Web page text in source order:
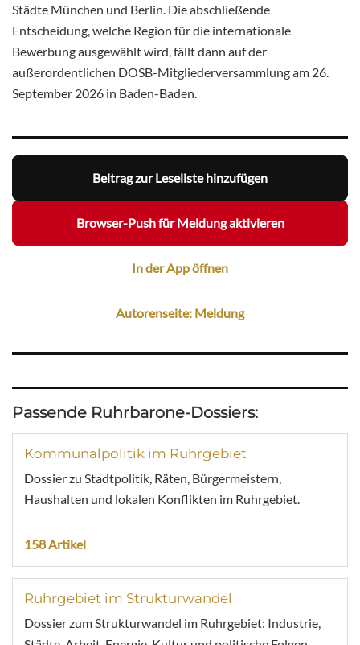
Städte München und Berlin. Die abschließende
Entscheidung, welche Region für die internationale
Bewerbung ausgewählt wird, fällt dann auf der
außerordentlichen DOSB-Mitgliederversammlung am 26.
September 2026 in Baden-Baden.
Beitrag zur Leseliste hinzufügen
Browser-Push für Meldung aktivieren
In der App öffnen
Autorenseite: Meldung
Passende Ruhrbarone-Dossiers:
Kommunalpolitik im Ruhrgebiet
Dossier zu Stadtpolitik, Räten, Bürgermeistern,
Haushalten und lokalen Konflikten im Ruhrgebiet.
158 Artikel
Ruhrgebiet im Strukturwandel
Dossier zum Strukturwandel im Ruhrgebiet: Industrie,